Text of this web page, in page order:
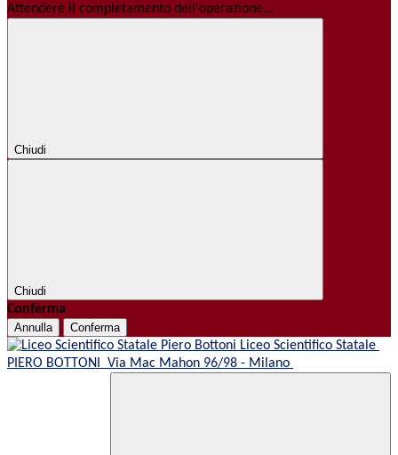
Attendere il completamento dell'operazione...
Chiudi
Chiudi
Conferma
Annulla Conferma
Liceo Scientifico Statale
PIERO BOTTONI Via Mac Mahon 96/98 - Milano